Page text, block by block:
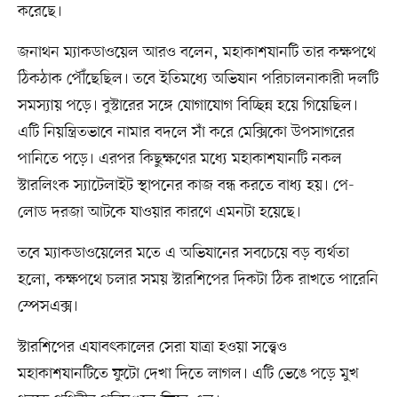
করেছে।
জনাথন ম্যাকডাওয়েল আরও বলেন, মহাকাশযানটি তার কক্ষপথে
ঠিকঠাক পৌঁছেছিল। তবে ইতিমধ্যে অভিযান পরিচালনাকারী দলটি
সমস্যায় পড়ে। বুস্টারের সঙ্গে যোগাযোগ বিচ্ছিন্ন হয়ে গিয়েছিল।
এটি নিয়ন্ত্রিতভাবে নামার বদলে সাঁ করে মেক্সিকো উপসাগরের
পানিতে পড়ে। এরপর কিছুক্ষণের মধ্যে মহাকাশযানটি নকল
স্টারলিংক স্যাটেলাইট স্থাপনের কাজ বন্ধ করতে বাধ্য হয়। পে-
লোড দরজা আটকে যাওয়ার কারণে এমনটা হয়েছে।
তবে ম্যাকডাওয়েলের মতে এ অভিযানের সবচেয়ে বড় ব্যর্থতা
হলো, কক্ষপথে চলার সময় স্টারশিপের দিকটা ঠিক রাখতে পারেনি
স্পেসএক্স।
স্টারশিপের এযাবৎকালের সেরা যাত্রা হওয়া সত্ত্বেও
মহাকাশযানটিতে ফুটো দেখা দিতে লাগল। এটি ভেঙে পড়ে মুখ